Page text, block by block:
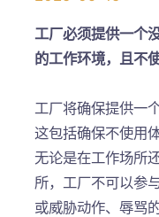
工厂必须提供一个
的工作环境，且不
工厂将确保提供一
这包括确保不使用
无论是在工作场所
所，工厂不可以参
或威胁动作、辱骂